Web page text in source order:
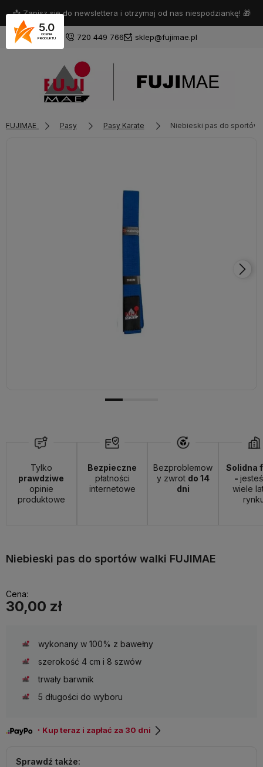
📩 Zapisz się do newslettera i otrzymaj od nas niespodziankę! 🎁
720 449 766 sklep@fujimae.pl
Załóż konto
FUJIMAE Pasy Pasy Karate Niebieski pas do sportów
Tylko
prawdziwe
opinie
produktowe
Bezpieczne
płatności
internetowe
Bezproblemow
y zwrot do 14
dni
Solidna
-
wiele
Niebieski pas do sportów walki FUJIMAE
Cena:
30,00 zł
wykonany w 100% z bawełny
szerokość 4 cm i 8 szwów
trwały barwnik
5 długości do wyboru
・Kup teraz i zapłać za 30 dni
Sprawdź także:
5.0
OCENA
PRODUKTU